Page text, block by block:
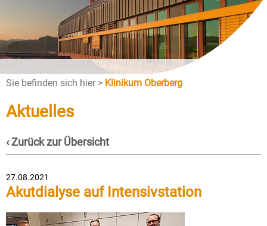
Sie befinden sich hier > Klinikum Oberberg
Aktuelles
‹ Zurück zur Übersicht
27.08.2021
Akutdialyse auf Intensivstation